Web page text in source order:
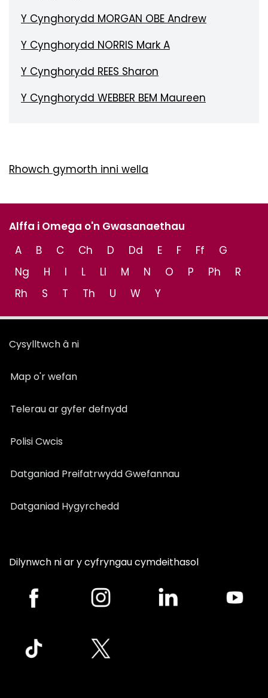
Y Cynghorydd MORGAN OBE Andrew
Y Cynghorydd NORRIS Mark A
Y Cynghorydd REES Sharon
Y Cynghorydd WEBBER BEM Maureen
Rhowch gymorth inni wella
Alffa i Omega o'n Gwasanaethau
A
B C Ch D Dd E F Ff
G
Ng
H I L Ll M N O P Ph
R
Rh
S T Th U W Y
Cysylltwch â ni
Map o'r wefan
Telerau ar gyfer defnydd
Polisi Cwcis
Datganiad Preifatrwydd Gwefannau
Datganiad Hygyrchedd
Dilynwch ni ar y cyfryngau cymdeithasol